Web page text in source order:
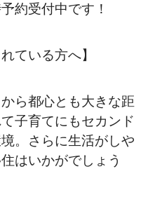
約受付中です！
ている方へ】
ら都心とも大きな距
子育てにもセカンド
。さらに生活がしや
はいかがでしょう